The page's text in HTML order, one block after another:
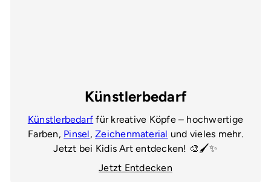
Künstlerbedarf
Künstlerbedarf für kreative Köpfe – hochwertige
Farben, Pinsel,Zeichenmaterial und vieles mehr.
Jetzt bei Kidis Art entdecken! 🎨🖌️✨
Jetzt Entdecken